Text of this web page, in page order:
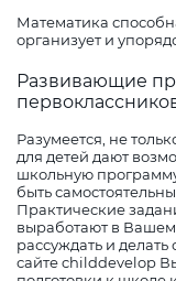
Математика
организует и
Развивающие
Разумеется, не
для детей дают
школьную
быть
Практические
выработают в
рассуждать и
сайте childdevelop